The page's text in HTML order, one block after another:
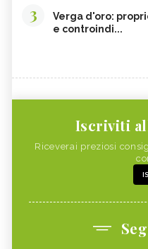
3
Verga d'oro:
e controindi...
Iscriviti
Riceverai preziosi